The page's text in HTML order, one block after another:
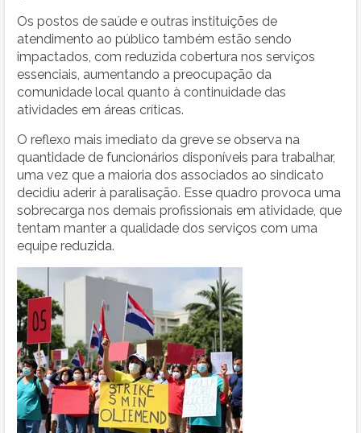
Os postos de saúde e outras instituições de
atendimento ao público também estão sendo
impactados, com reduzida cobertura nos serviços
essenciais, aumentando a preocupação da
comunidade local quanto à continuidade das
atividades em áreas críticas.
O reflexo mais imediato da greve se observa na
quantidade de funcionários disponíveis para trabalhar,
uma vez que a maioria dos associados ao sindicato
decidiu aderir à paralisação. Esse quadro provoca uma
sobrecarga nos demais profissionais em atividade, que
tentam manter a qualidade dos serviços com uma
equipe reduzida.